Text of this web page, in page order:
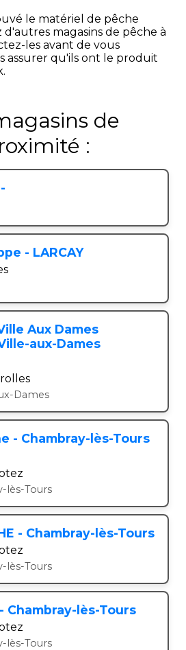
le matériel de pêche
magasins de pêche à
les avant de vous
assurer qu'ils ont le produit
de
:
- LARCAY
Aux Dames
aux-Dames
Dames
- Chambray-lès-Tours
lès-Tours
- Chambray-lès-Tours
lès-Tours
Chambray-lès-Tours
lès-Tours